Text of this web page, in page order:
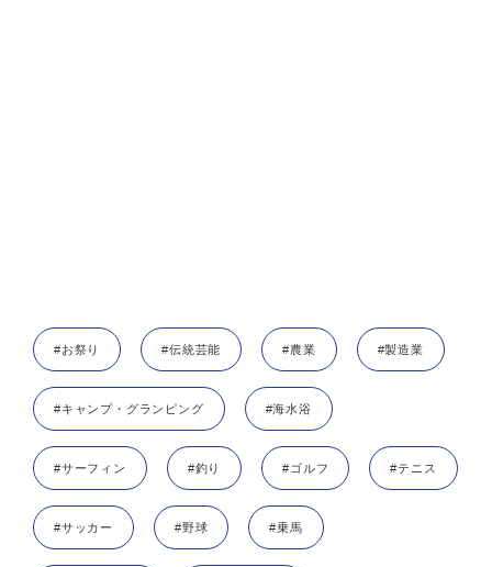
#お祭り #伝統芸能 #農業 #製造業
#キャンプ・グランピング #海水浴
#サーフィン #釣り #ゴルフ #テニス
#サッカー #野球 #乗馬